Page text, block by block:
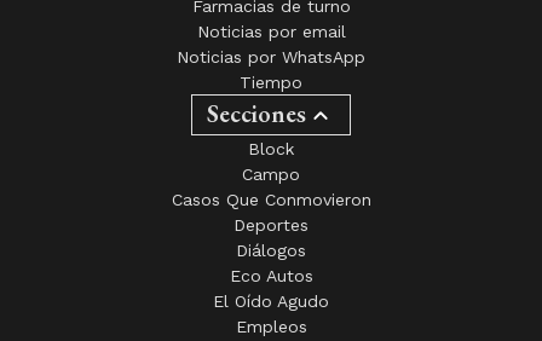
Farmacias de turno
Noticias por email
Noticias por WhatsApp
Tiempo
Secciones
Block
Campo
Casos Que Conmovieron
Deportes
Diálogos
Eco Autos
El Oído Agudo
Empleos